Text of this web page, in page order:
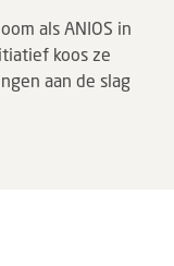
als ANIOS in
koos ze
aan de slag